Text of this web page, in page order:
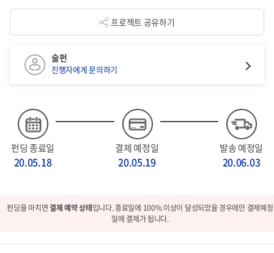
프로젝트 공유하기
펀딩 종료일
20.05.18
결제 예정일
20.05.19
발송 예정일
20.06.03
술펀
진행자에게 문의하기
펀딩을 마치면결제 예약 상태입니다. 종료일에 100% 이상이 달성되었을 경우에만 결제예정
일에 결제가 됩니다.